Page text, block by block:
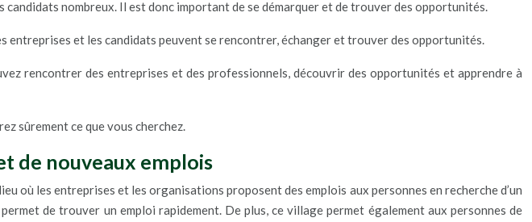
candidats nombreux. Il est donc important de se démarquer et de trouver des opportunités.
entreprises et les candidats peuvent se rencontrer, échanger et trouver des opportunités.
rencontrer des entreprises et des professionnels, découvrir des opportunités et apprendre à
sûrement ce que vous cherchez.
de nouveaux emplois
où les entreprises et les organisations proposent des emplois aux personnes en recherche d’un
de trouver un emploi rapidement. De plus, ce village permet également aux personnes de